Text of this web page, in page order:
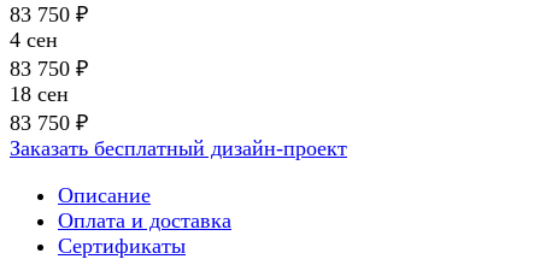
83 750 ₽
4 сен
83 750 ₽
18 сен
83 750 ₽
Заказать бесплатный дизайн-проект
Описание
Оплата и доставка
Сертификаты